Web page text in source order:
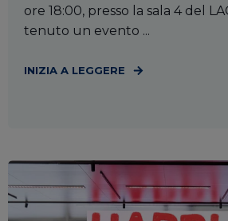
ore 18:00, presso la sala 4 del
tenuto un evento ...
INIZIA A LEGGERE